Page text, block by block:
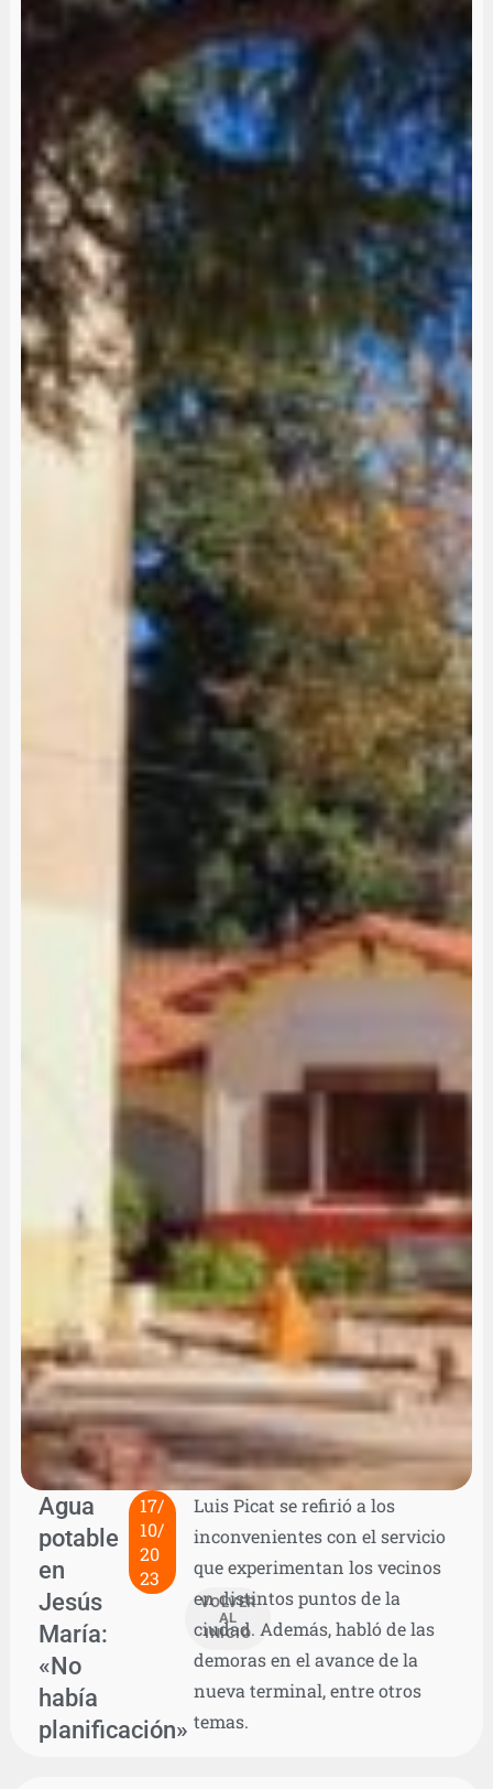
Agua
potable
en
Jesús
María:
«No
había
planificación»
17/
10/
20
23
VOLVER
AL
INICIO
Luis Picat se refirió a los
inconvenientes con el servicio
que experimentan los vecinos
en distintos puntos de la
ciudad. Además, habló de las
demoras en el avance de la
nueva terminal, entre otros
temas.